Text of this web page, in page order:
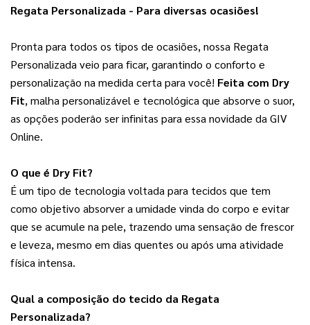
Regata Personalizada - Para diversas ocasiões!
Pronta para todos os tipos de ocasiões, nossa Regata
Personalizada veio para ficar, garantindo o conforto e
personalização na medida certa para você! Feita com Dry
Fit, malha personalizável e tecnológica que absorve o suor,
as opções poderão ser infinitas para essa novidade da GIV
Online.
O que é Dry Fit?
É um tipo de tecnologia voltada para tecidos que tem
como objetivo absorver a umidade vinda do corpo e evitar
que se acumule na pele, trazendo uma sensação de frescor
e leveza, mesmo em dias quentes ou após uma atividade
física intensa.
Qual a composição do tecido da Regata
Personalizada?